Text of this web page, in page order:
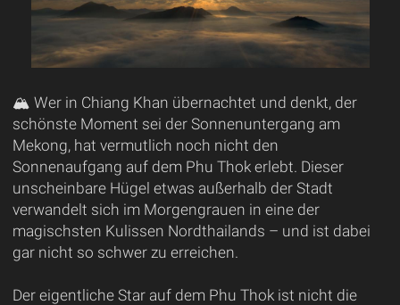
🏔️ Wer in Chiang Khan übernachtet und denkt, der
schönste Moment sei der Sonnenuntergang am
Mekong, hat vermutlich noch nicht den
Sonnenaufgang auf dem Phu Thok erlebt. Dieser
unscheinbare Hügel etwas außerhalb der Stadt
verwandelt sich im Morgengrauen in eine der
magischsten Kulissen Nordthailands – und ist dabei
gar nicht so schwer zu erreichen.
Der eigentliche Star auf dem Phu Thok ist nicht die